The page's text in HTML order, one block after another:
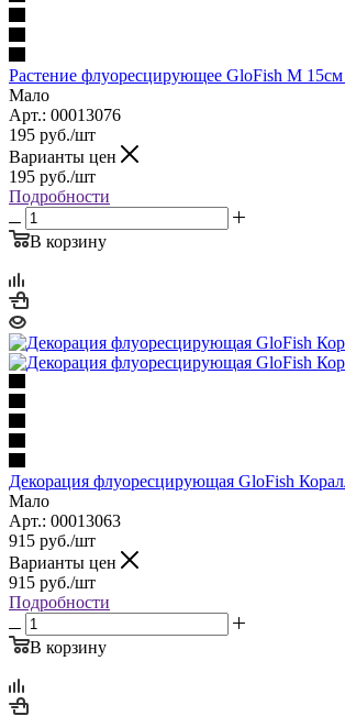
Растение флуоресцирующее GloFish M 15см
Мало
Арт.: 00013076
195 руб./шт
Варианты цен
195 руб./шт
Подробности
В корзину
Декорация флуоресцирующая GloFish
Мало
Арт.: 00013063
915 руб./шт
Варианты цен
915 руб./шт
Подробности
В корзину